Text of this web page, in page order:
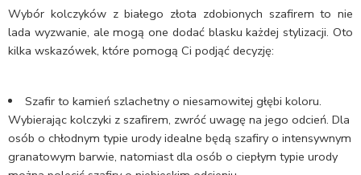
Wybór kolczyków z białego złota zdobionych szafirem to nie
lada wyzwanie, ale mogą one dodać blasku każdej stylizacji. Oto
kilka wskazówek, które pomogą Ci podjąć decyzję:
Szafir to kamień szlachetny o niesamowitej głębi koloru.
Wybierając kolczyki z szafirem, zwróć uwagę na jego odcień. Dla
osób o chłodnym typie urody idealne będą szafiry o intensywnym
granatowym barwie, natomiast dla osób o ciepłym typie urody